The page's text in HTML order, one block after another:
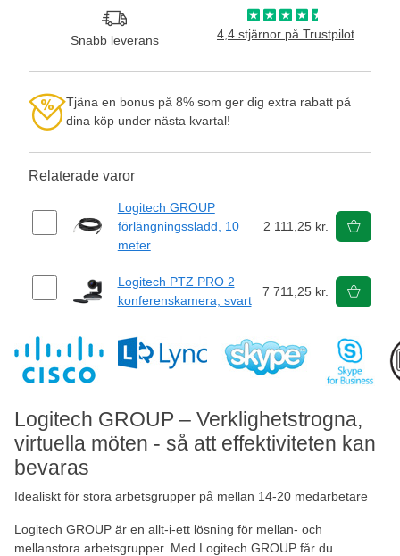
Logitech GROUP – Verklighetstrogna,
virtuella möten - så att effektiviteten kan
bevaras
Idealiskt för stora arbetsgrupper på mellan 14-20 medarbetare
Logitech GROUP är en allt-i-ett lösning för mellan- och
mellanstora arbetsgrupper. Med Logitech GROUP får du
Snabb leverans 4,4 stjärnor på Trustpilot
Tjäna en bonus på 8% som ger dig extra rabatt på
dina köp under nästa kvartal!
Relaterade varor
Logitech GROUP
förlängningssladd, 10
meter
2 111,25 kr.
Logitech PTZ PRO 2
konferenskamera, svart
7 711,25 kr.